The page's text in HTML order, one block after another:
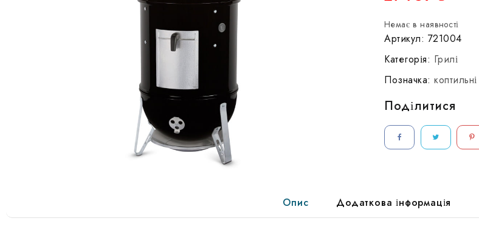
Немає в наявності
Артикул: 721004
Категорія: Грилі
Позначка:коптильні
Поділитися
Опис Додаткова інформація